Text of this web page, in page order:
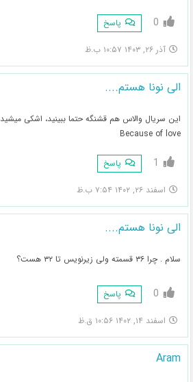
0 پاسخ
آذر ۲۶, ۱۴۰۳ ۱۰:۵۷ ب.ظ
الی نونا هستم....
این سریال والاس هم قشنگه حتما ببینید، اشکی میشید
Because of love
1 پاسخ
اسفند ۲۶, ۱۴۰۲ ۷:۵۴ ب.ظ
الی نونا هستم....
سلام . چرا ۳۶ قسمته ولی زیرنویس تا ۳۲ هست؟
0 پاسخ
اسفند ۱۴, ۱۴۰۲ ۱۰:۵۶ ق.ظ
Aram